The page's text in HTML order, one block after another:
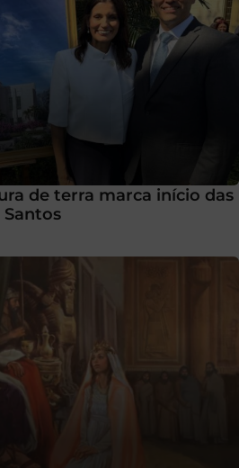
de terra marca início das
Santos